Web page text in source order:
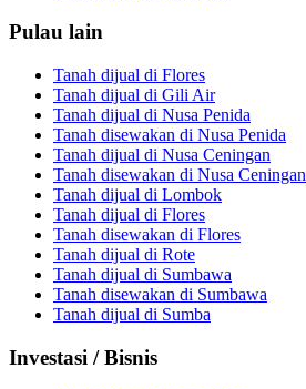
Pulau lain
Tanah dijual di Flores
Tanah dijual di Gili Air
Tanah dijual di Nusa Penida
Tanah disewakan di Nusa Penida
Tanah dijual di Nusa Ceningan
Tanah disewakan di Nusa Ceningan
Tanah dijual di Lombok
Tanah dijual di Flores
Tanah disewakan di Flores
Tanah dijual di Rote
Tanah dijual di Sumbawa
Tanah disewakan di Sumbawa
Tanah dijual di Sumba
Investasi / Bisnis